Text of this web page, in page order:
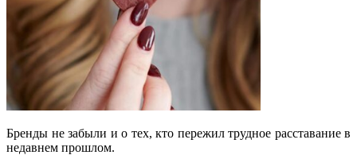
Бренды не забыли и о тех, кто пережил трудное расставание в
недавнем прошлом.